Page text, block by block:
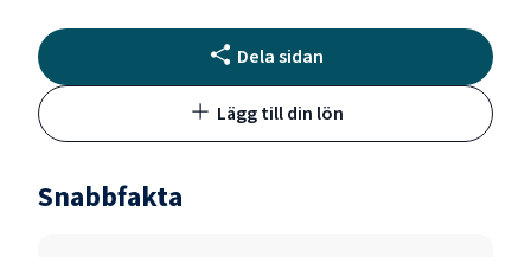
Dela sidan
Lägg till din lön
Snabbfakta